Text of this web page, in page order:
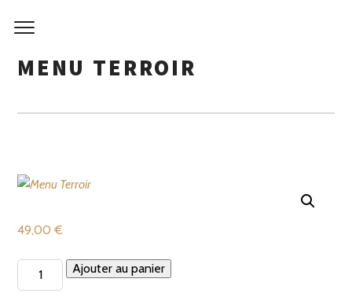
MENU TERROIR
49,00 €
quantité
de
Ajouter au panier